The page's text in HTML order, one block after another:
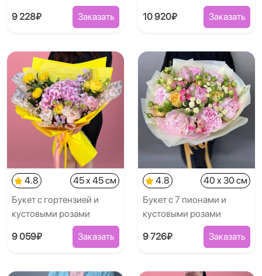
9 228₽ Заказать 10 920₽ Заказать
4.8
45 x 45 см
Букет с гортензией и
кустовыми розами
9 059₽ Заказать
4.8
40 x 30 см
Букет с 7 пионами и
кустовыми розами
9 726₽ Заказать